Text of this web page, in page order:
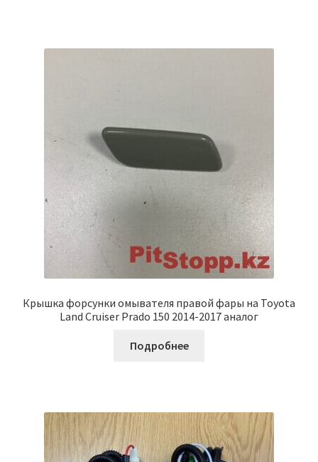
Крышка форсунки омывателя правой фары на Toyota
Land Cruiser Prado 150 2014-2017 аналог
Подробнее